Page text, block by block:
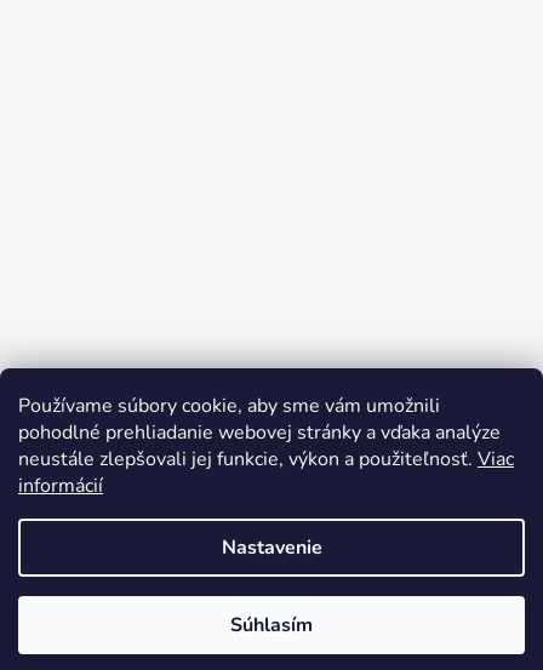
Používame súbory cookie, aby sme vám umožnili
pohodlné prehliadanie webovej stránky a vďaka analýze
neustále zlepšovali jej funkcie, výkon a použiteľnosť. Viac
informácií
Nastavenie
Súhlasím
Vytvoril Shoptet
bicyclegarage.sk
vyhradené.